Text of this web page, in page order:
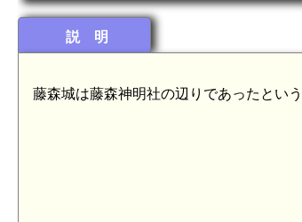
説 明
藤森城は藤森神明社の辺りであったという